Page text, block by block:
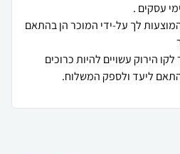
לך על-ידי המוכר הן בהתאם
הירוק עשויים להיות כרוכים
ליעד ולספק המשלוח.